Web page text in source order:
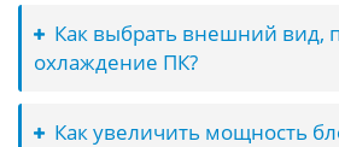
Как выбрать внешний вид,
охлаждение ПК?
Как увеличить мощность